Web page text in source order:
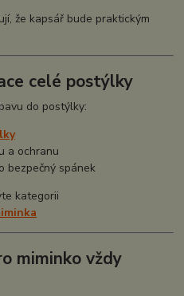
že kapsář bude praktickým
celé postýlky
do postýlky:
a ochranu
bezpečný spánek
kategorii
miminko vždy